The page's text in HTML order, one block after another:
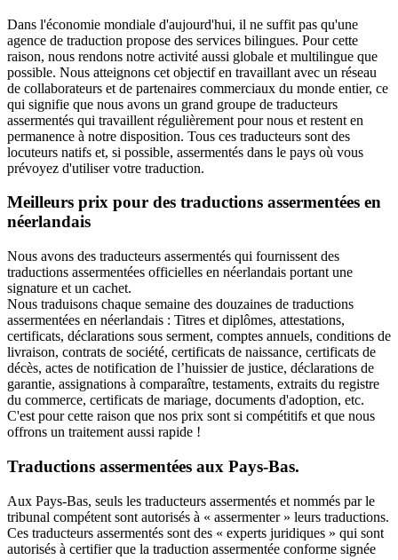
Dans l'économie mondiale d'aujourd'hui, il ne suffit pas qu'une
agence de traduction propose des services bilingues. Pour cette
raison, nous rendons notre activité aussi globale et multilingue que
possible. Nous atteignons cet objectif en travaillant avec un réseau
de collaborateurs et de partenaires commerciaux du monde entier, ce
qui signifie que nous avons un grand groupe de traducteurs
assermentés qui travaillent régulièrement pour nous et restent en
permanence à notre disposition. Tous ces traducteurs sont des
locuteurs natifs et, si possible, assermentés dans le pays où vous
prévoyez d'utiliser votre traduction.
Meilleurs prix pour des traductions assermentées en
néerlandais
Nous avons des traducteurs assermentés qui fournissent des
traductions assermentées officielles en néerlandais portant une
signature et un cachet.
Nous traduisons chaque semaine des douzaines de traductions
assermentées en néerlandais : Titres et diplômes, attestations,
certificats, déclarations sous serment, comptes annuels, conditions de
livraison, contrats de société, certificats de naissance, certificats de
décès, actes de notification de l’huissier de justice, déclarations de
garantie, assignations à comparaître, testaments, extraits du registre
du commerce, certificats de mariage, documents d'adoption, etc.
C'est pour cette raison que nos prix sont si compétitifs et que nous
offrons un traitement aussi rapide !
Traductions assermentées aux Pays-Bas.
Aux Pays-Bas, seuls les traducteurs assermentés et nommés par le
tribunal compétent sont autorisés à « assermenter » leurs traductions.
Ces traducteurs assermentés sont des « experts juridiques » qui sont
autorisés à certifier que la traduction assermentée conforme signée